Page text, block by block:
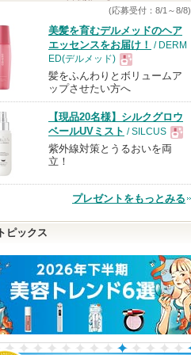
(応募受付：8/1～8/8)
美髪を育むデルメッドのヘア
エッセンスをお届け！ / DERM
ED(デルメッド)
現
品
髪をふんわりとボリュームア
ップさせたい方へ
【現品20名様】シルクグロウ
ベールUVミスト / SILCUS
現
品
紫外線対策とうるおいを両
立！
プレゼントをもっとみる
ピックス